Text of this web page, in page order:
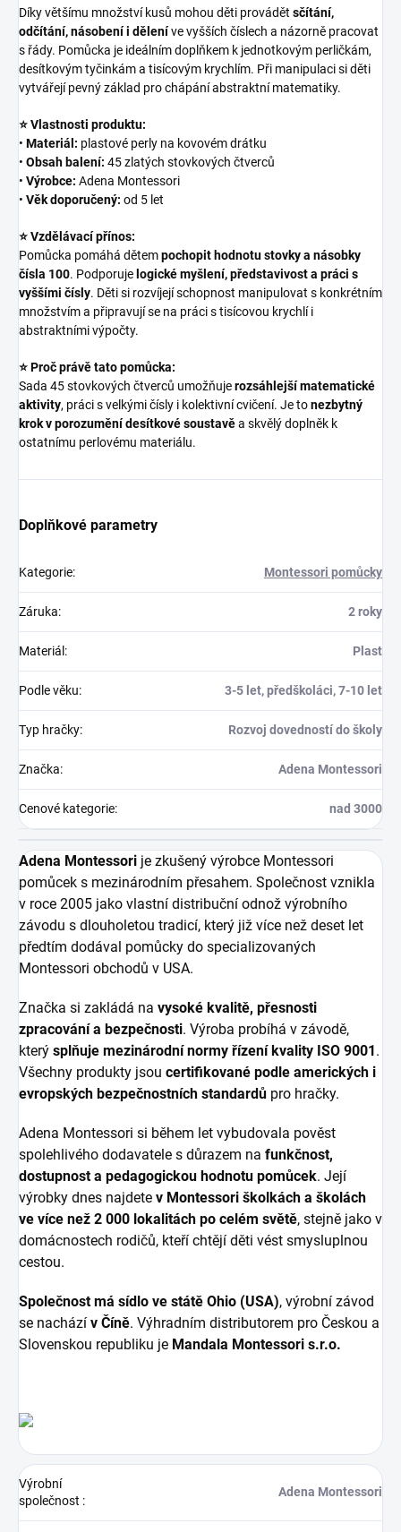
Díky většímu množství kusů mohou děti provádět sčítání,
odčítání, násobení i děleníve vyšších číslech a názorně pracovat
s řády. Pomůcka je ideálním doplňkem k jednotkovým perličkám,
desítkovým tyčinkám a tisícovým krychlím. Při manipulaci si děti
vytvářejí pevný základ pro chápání abstraktní matematiky.
⭐ Vlastnosti produktu:
• Materiál: plastové perly na kovovém drátku
• Obsah balení: 45 zlatých stovkových čtverců
• Výrobce: Adena Montessori
• Věk doporučený: od 5 let
⭐ Vzdělávací přínos:
Pomůcka pomáhá dětempochopit hodnotu stovky a násobky
čísla 100. Podporuje logické myšlení, představivost a práci s
vyššími čísly. Děti si rozvíjejí schopnost manipulovat s konkrétním
množstvím a připravují se na práci s tisícovou krychlí i
abstraktními výpočty.
⭐ Proč právě tato pomůcka:
Sada 45 stovkových čtverců umožňujerozsáhlejší matematické
aktivity, práci s velkými čísly i kolektivní cvičení. Je tonezbytný
krok v porozumění desítkové soustavěa skvělý doplněk k
ostatnímu perlovému materiálu.
Doplňkové parametry
Kategorie: Montessori pomůcky
Záruka: 2 roky
Materiál : Plast
Podle věku: 3-5 let, předškoláci, 7-10 let
Typ hračky: Rozvoj dovedností do školy
Značka: Adena Montessori
Cenové kategorie: nad 3000
Adena Montessori je zkušený výrobce Montessori
pomůcek s mezinárodním přesahem. Společnost vznikla
v roce 2005 jako vlastní distribuční odnož výrobního
závodu s dlouholetou tradicí, který již více než deset let
předtím dodával pomůcky do specializovaných
Montessori obchodů v USA.
Značka si zakládá na vysoké kvalitě, přesnosti
zpracování a bezpečnosti. Výroba probíhá v závodě,
který splňuje mezinárodní normy řízení kvality ISO 9001.
Všechny produkty jsou certifikované podle amerických i
evropských bezpečnostních standardů pro hračky.
Adena Montessori si během let vybudovala pověst
spolehlivého dodavatele s důrazem na funkčnost,
dostupnost a pedagogickou hodnotu pomůcek. Její
výrobky dnes najdete v Montessori školkách a školách
ve více než 2 000 lokalitách po celém světě, stejně jako v
domácnostech rodičů, kteří chtějí děti vést smysluplnou
cestou.
Společnost má sídlo ve státě Ohio (USA), výrobní závod
se nachází v Číně. Výhradním distributorem pro Českou a
Slovenskou republiku je Mandala Montessori s.r.o.
Výrobní
společnost :
Adena Montessori